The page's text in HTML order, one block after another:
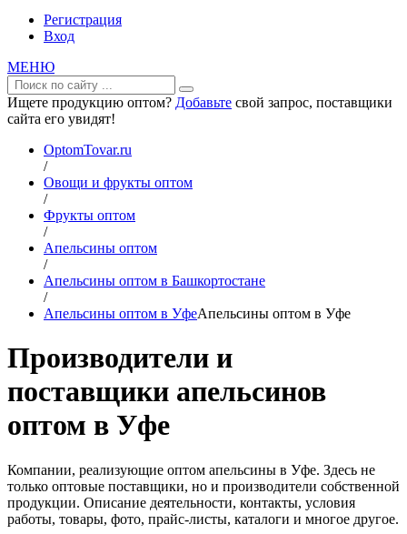
Регистрация
Вход
МЕНЮ
Ищете продукцию оптом? Добавьте свой запрос, поставщики
сайта его увидят!
OptomTovar.ru
/
Овощи и фрукты оптом
/
Фрукты оптом
/
Апельсины оптом
/
Апельсины оптом в Башкортостане
/
Апельсины оптом в УфеАпельсины оптом в Уфе
Производители и
поставщики апельсинов
оптом в Уфе
Компании, реализующие оптом апельсины в Уфе. Здесь не
только оптовые поставщики, но и производители собственной
продукции. Описание деятельности, контакты, условия
работы, товары, фото, прайс-листы, каталоги и многое другое.